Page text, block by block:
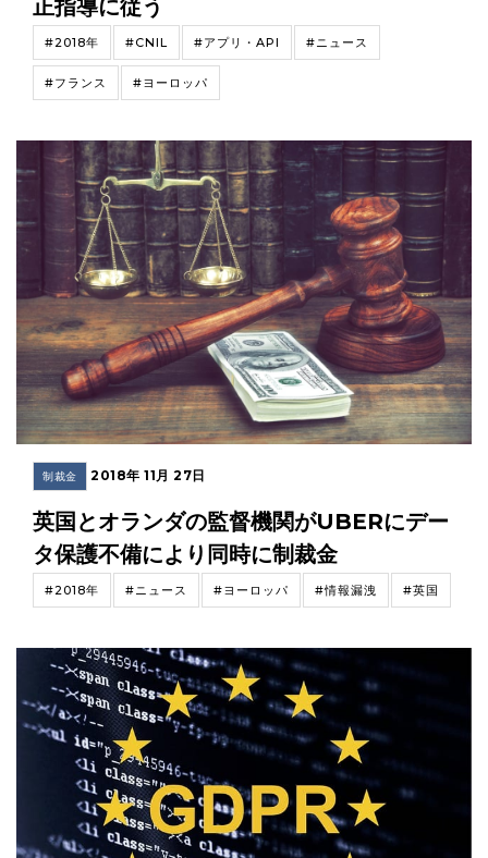
正指導に従う
#2018年 #CNIL #アプリ・API #ニュース
#フランス #ヨーロッパ
制裁金 2018年 11月 27日
英国とオランダの監督機関がUBERにデー
タ保護不備により同時に制裁金
#2018年 #ニュース #ヨーロッパ #情報漏洩 #英国